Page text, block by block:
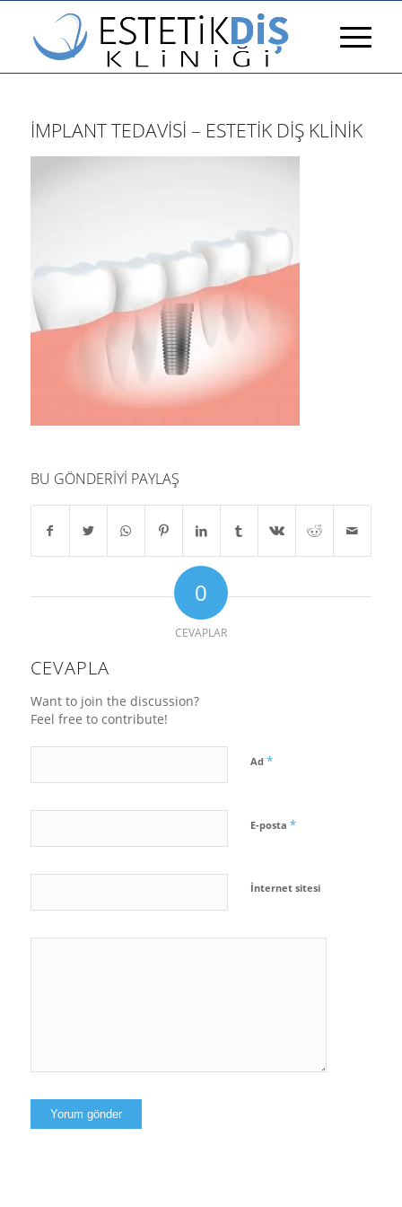
İMPLANT TEDAVISI – ESTETIK DIŞ KLINIK
BU GÖNDERIYI PAYLAŞ
0
CEVAPLAR
CEVAPLA
Want to join the discussion?
Feel free to contribute!
Ad *
E-posta *
İnternet sitesi